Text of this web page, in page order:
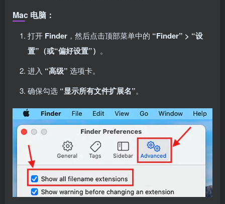
Mac 电脑：
打开 Finder ，然后点击顶部菜单中的 “Finder” > “设
置”（或“偏好设置”） 。
进入 “高级” 选项卡。
确保勾选 “显示所有文件扩展名”。